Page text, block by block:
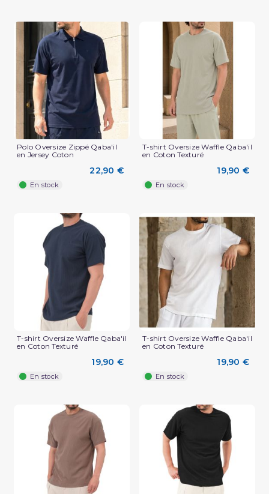
(2 avis)
(2 avis)
Polo Oversize Zippé Qaba'il
en Jersey Coton
22,90 €
En stock
T-shirt Oversize Waffle Qaba'il
en Coton Texturé
19,90 €
En stock
T-shirt Oversize Waffle Qaba'il
en Coton Texturé
19,90 €
En stock
T-shirt Oversize Waffle Qaba'il
en Coton Texturé
19,90 €
En stock